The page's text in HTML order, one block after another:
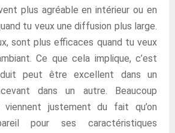
plus agréable en intérieur ou en
tu veux une diffusion plus large.
sont plus efficaces quand tu veux
Ce que cela implique, c’est
peut être excellent dans un
dans un autre. Beaucoup
viennent justement du fait qu’on
pour ses caractéristiques